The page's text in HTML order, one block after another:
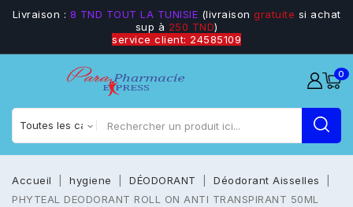
Livraison : 8 TND TOUT LA TUNISIE (livraison gratuite si achat
sup à 250 TND)
service client: 24585109
0
Accueil hygiene DÉODORANT
Déodorant Aisselles
PHYTEAL DEODORANT ROLL ON ANTI TRANSPIRANT 50ML